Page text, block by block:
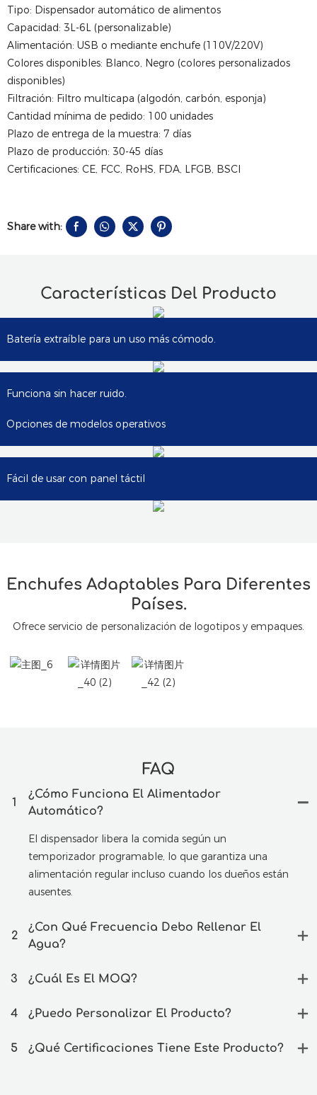
Tipo: Dispensador automático de alimentos
Capacidad: 3L-6L (personalizable)
Alimentación: USB o mediante enchufe (110V/220V)
Colores disponibles: Blanco, Negro (colores personalizados
disponibles)
Filtración: Filtro multicapa (algodón, carbón, esponja)
Cantidad mínima de pedido: 100 unidades
Plazo de entrega de la muestra: 7 días
Plazo de producción: 30-45 días
Certificaciones: CE, FCC, RoHS, FDA, LFGB, BSCI
Share with:
Características Del Producto
Batería extraíble para un uso más cómodo.
Funciona sin hacer ruido.
Opciones de modelos operativos
Fácil de usar con panel táctil
Enchufes Adaptables Para Diferentes
Países.
Ofrece servicio de personalización de logotipos y empaques.
FAQ
1
¿Cómo Funciona El Alimentador
Automático?
El dispensador libera la comida según un
temporizador programable, lo que garantiza una
alimentación regular incluso cuando los dueños están
ausentes.
2
¿Con Qué Frecuencia Debo Rellenar El
Agua?
3 ¿Cuál Es El MOQ?
4 ¿Puedo Personalizar El Producto?
5 ¿Qué Certificaciones Tiene Este Producto?